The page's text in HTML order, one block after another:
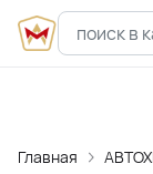
Главная